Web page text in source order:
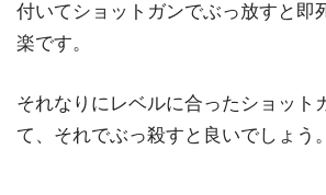
付いてショットガンでぶっ放すと即
楽です。
それなりにレベルに合ったショット
て、それでぶっ殺すと良いでしょう。